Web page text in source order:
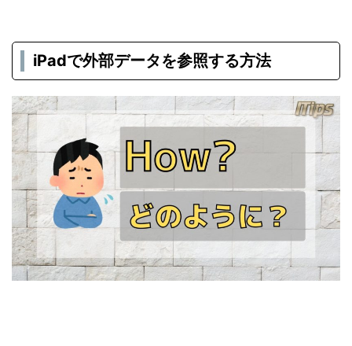
iPadで外部データを参照する方法